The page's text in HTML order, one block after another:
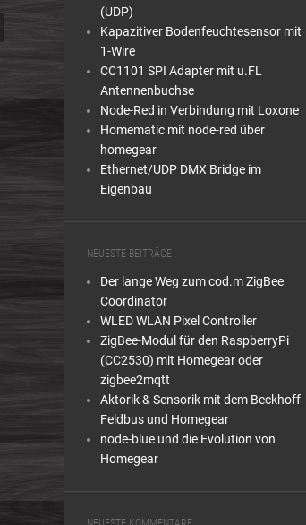
(UDP)
Kapazitiver Bodenfeuchtesensor mit
1-Wire
CC1101 SPI Adapter mit u.FL
Antennenbuchse
Node-Red in Verbindung mit Loxone
Homematic mit node-red über
homegear
Ethernet/UDP DMX Bridge im
Eigenbau
NEUESTE BEITRÄGE
Der lange Weg zum cod.m ZigBee
Coordinator
WLED WLAN Pixel Controller
ZigBee-Modul für den RaspberryPi
(CC2530) mit Homegear oder
zigbee2mqtt
Aktorik & Sensorik mit dem Beckhoff
Feldbus und Homegear
node-blue und die Evolution von
Homegear